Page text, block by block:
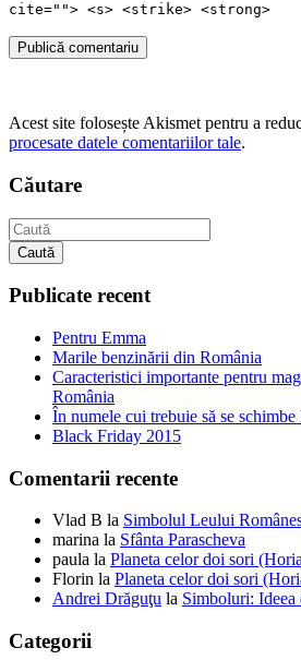
cite=""> <s> <strike> <strong>
Publică comentariu
Acest site folosește Akismet pentru a
procesate datele comentariilor tale.
Căutare
Caută
Publicate recent
Pentru Emma
Marile benzinării din România
Caracteristici importante pentru
România
În numele cui trebuie să se schimbe
Black Friday 2015
Comentarii recente
Vlad B la Simbolul Leului
marina la Sfânta Parascheva
paula la Planeta celor doi sori
Florin la Planeta celor doi sori
Andrei Drăguţu la Simboluri: Ideea
Categorii